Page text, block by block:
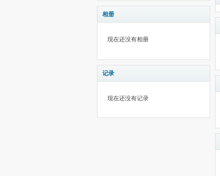
相册
现在还没有相册
记录
现在还没有记录